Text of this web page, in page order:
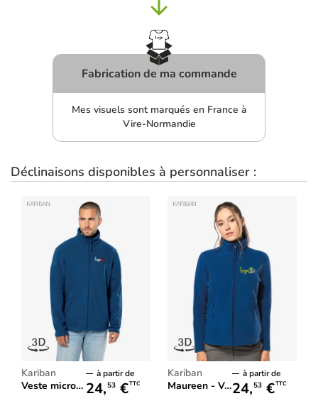
Fabrication de ma commande
Mes visuels sont marqués en France à
Vire-Normandie
Déclinaisons disponibles à personnaliser :
Kariban
Veste micropolaire zippée homme
à partir de
24,53 €TTC
Kariban
Maureen - Veste micropolaire femme
à partir de
24,53 €TTC